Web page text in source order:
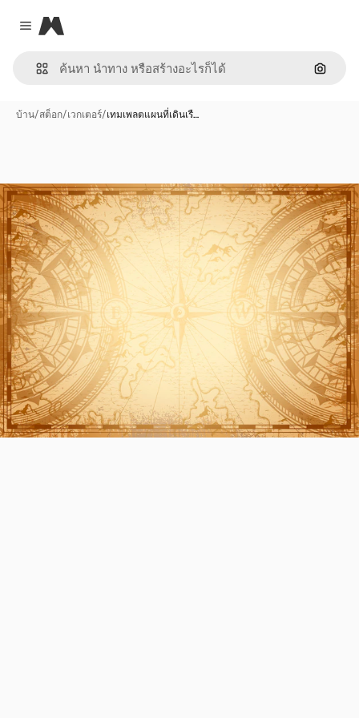
Close menu
Magnific
ค้นหา
บ้าน/สต็อก/เวกเตอร์/เทมเพลตแผนที่เดินเรื…